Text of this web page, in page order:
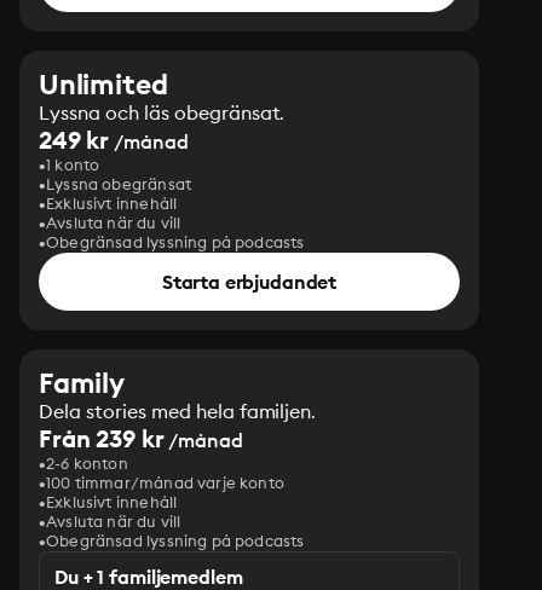
Unlimited
Lyssna och läs obegränsat.
249 kr /månad
1 konto
Lyssna obegränsat
Exklusivt innehåll
Avsluta när du vill
Obegränsad lyssning på podcasts
Starta erbjudandet
Family
Dela stories med hela familjen.
Från 239 kr/månad
2-6 konton
100 timmar/månad varje konto
Exklusivt innehåll
Avsluta när du vill
Obegränsad lyssning på podcasts
Du + 1 familjemedlem